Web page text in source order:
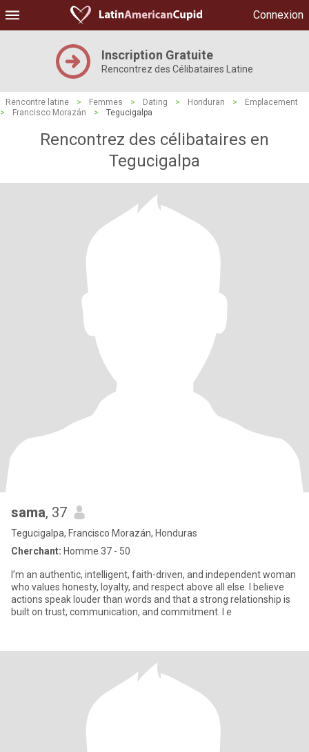
Connexion
Inscription Gratuite
Rencontrez des Célibataires Latine
Rencontre latine > Femmes > Dating > Honduran >
Emplacement
>
Francisco Morazán > Tegucigalpa
Rencontrez des célibataires en
Tegucigalpa
sama, 37
Tegucigalpa, Francisco Morazán, Honduras
Cherchant: Homme 37 - 50
I’m an authentic, intelligent, faith-driven, and independent woman
who values honesty, loyalty, and respect above all else. I believe
actions speak louder than words and that a strong relationship is
built on trust, communication, and commitment. I e